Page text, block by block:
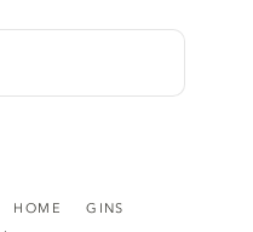
HOME GINS